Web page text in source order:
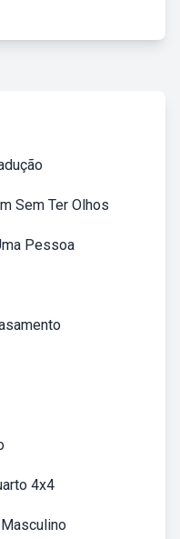
Sem Ter Olhos
Pessoa
4x4